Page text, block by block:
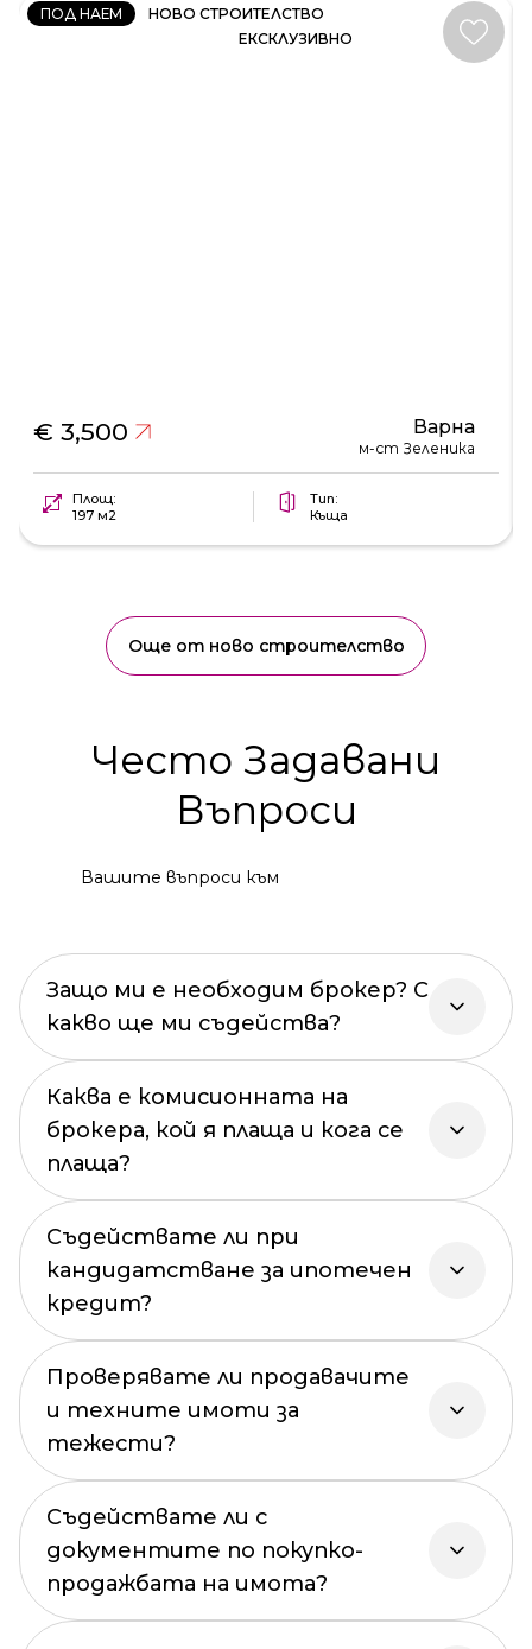
ПОД НАЕМ
НОВО СТРОИТЕЛСТВО
ЕКСКЛУЗИВНО
€ 3,500 Варна
м-ст Зеленика
Площ:
197 м2
Тип:
Къща
Още от ново строителство
Често Задавани
Въпроси
Вашите въпроси към
Защо ми е необходим брокер? С
какво ще ми съдейства?
Каква е комисионната на
брокера, кой я плаща и кога се
плаща?
Съдействате ли при
кандидатстване за ипотечен
кредит?
Проверявате ли продавачите
и техните имоти за
тежести?
Съдействате ли с
документите по покупко-
продажбата на имота?